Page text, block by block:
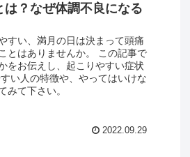
？なぜ体調不良になる
すい、満月の日は決まって頭痛
とはありませんか。 この記事で
をお伝えし、起こりやすい症状
い人の特徴や、やってはいけな
みて下さい。
2022.09.29